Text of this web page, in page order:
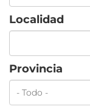
Localidad
Provincia